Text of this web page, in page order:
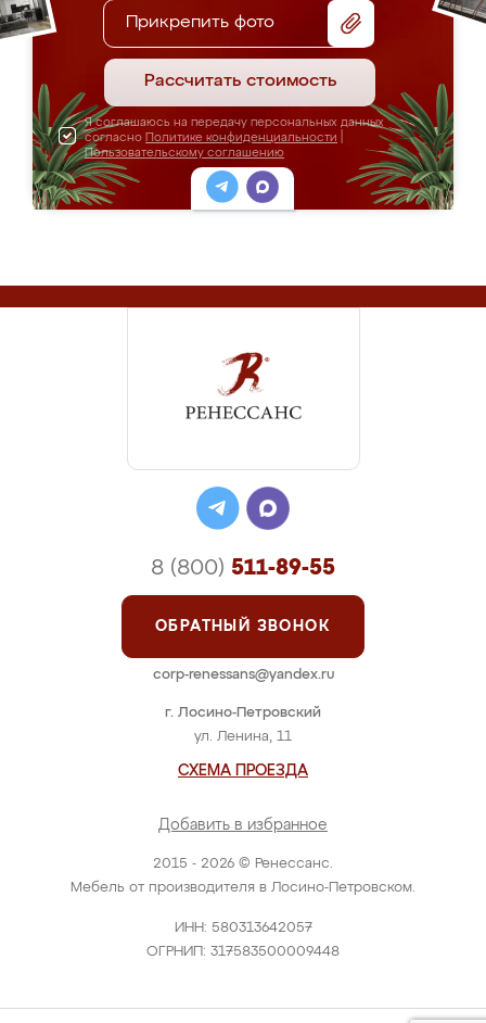
Прикрепить фото
Рассчитать стоимость
Я соглашаюсь на передачу персональных данных
согласно Политике конфиденциальности
Пользовательскому соглашению
2015 - 2026 © Ренессанс.
Мебель от производителя в Лосино-Петровском.
ИНН: 580313642057
ОГРНИП: 317583500009448
г. Лосино-Петровский
ул. Ленина, 11
СХЕМА ПРОЕЗДА
Добавить в избранное
8 (800) 511-89-55
ОБРАТНЫЙ ЗВОНОК
corp-renessans@yandex.ru